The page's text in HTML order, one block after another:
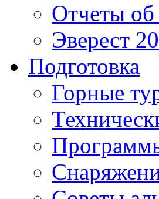
Отчеты об
Эверест
Подготовка
Горные